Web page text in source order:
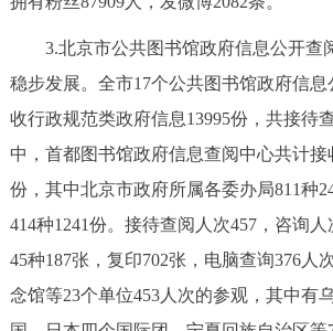
3.北京市公共图书馆政府信息公开查阅
稳步发展。全市17个公共图书馆政府信
收行政规范类政府信息13995份，共接待
中，首都图书馆政府信息查阅中心共计接
份，其中北京市政府所属各委办局811种
414种1241份。接待查阅人次457，咨询
45种187张，复印702张，电脑查询376人
念馆等23个单位453人次的参观，其中有